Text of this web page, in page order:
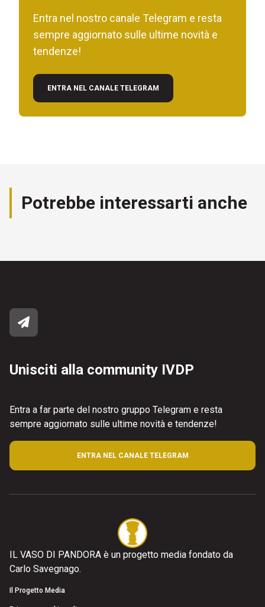
Entra nel nostro canale Telegram e resta
sempre aggiornato sulle ultime novità e
tendenze!
ENTRA NEL CANALE TELEGRAM
Potrebbe interessarti anche
Unisciti alla community IVDP
Entra a far parte del nostro gruppo Telegram e resta
sempre aggiornato sulle ultime novità e tendenze!
ENTRA NEL CANALE TELEGRAM
IL VASO DI PANDORA è un progetto media fondato da
Carlo Savegnago.
Il Progetto Media